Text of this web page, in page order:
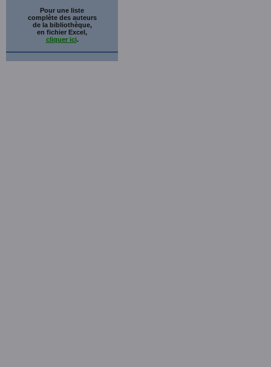
Pour une liste
complète des auteurs
de la bibliothèque,
en fichier Excel,
cliquer ici.